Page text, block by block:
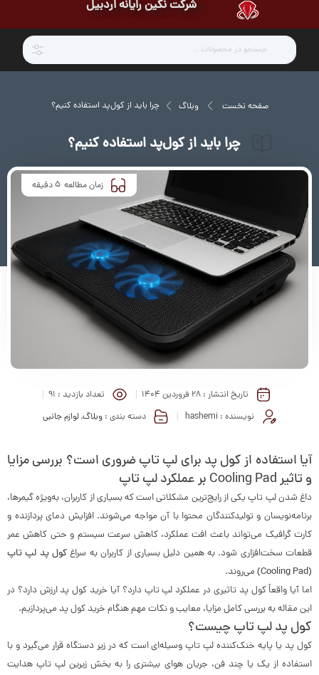
شرکت نگین رایانه اردبیل
صفحه نخست وبلاگ چرا باید از کول‌پد استفاده کنیم؟
چرا باید از کول‌پد استفاده کنیم؟
زمان مطالعه 5دقیقه
تاریخ انتشار :۲۸ فروردین ۱۴۰۴ تعداد بازدید : 91
نویسنده : hashemi دسته بندی :وبلاگ,لوازم جانبی
آیا استفاده از کول پد برای لپ تاپ ضروری است؟ بررسی مزایا
و تاثیر Cooling Pad بر عملکرد لپ تاپ
داغ شدن لپ تاپ یکی از رایج‌ترین مشکلاتی است که بسیاری از کاربران، به‌ویژه گیمرها،
برنامه‌نویسان و تولیدکنندگان محتوا با آن مواجه می‌شوند. افزایش دمای پردازنده و
کارت گرافیک می‌تواند باعث افت عملکرد، کاهش سرعت سیستم و حتی کاهش عمر
قطعات سخت‌افزاری شود. به همین دلیل بسیاری از کاربران به سراغ کول پد لپ تاپ
(Cooling Pad)
می‌روند.
اما آیا واقعاً کول پد تاثیری در عملکرد لپ تاپ دارد؟ آیا خرید کول پد ارزش دارد؟ در
این مقاله به بررسی کامل مزایا، معایب و نکات مهم هنگام خرید کول پد می‌پردازیم.
کول پد لپ تاپ چیست؟
کول پد یا پایه خنک‌کننده لپ تاپ وسیله‌ای است که در زیر دستگاه قرار می‌گیرد و با
استفاده از یک یا چند فن، جریان هوای بیشتری را به بخش زیرین لپ تاپ هدایت